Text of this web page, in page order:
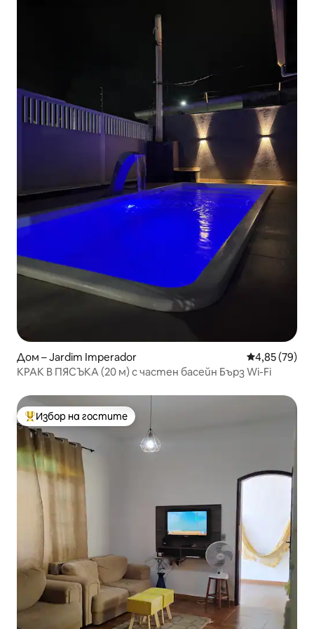
Дом – Jardim Imperador Средна
4,85 (79)
КРАК В ПЯСЪКА (20 м) с частен басейн Бърз Wi-Fi
Най-популярен избор на гостите
Избор на гостите